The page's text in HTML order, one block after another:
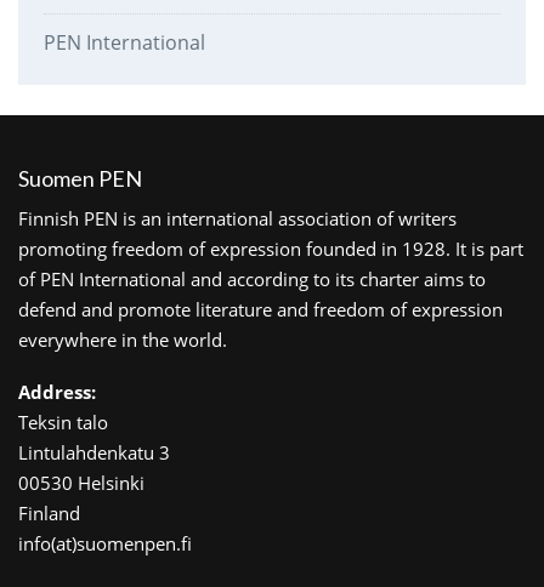
PEN International
Suomen PEN
Finnish PEN is an international association of writers
promoting freedom of expression founded in 1928. It is part
of PEN International and according to its charter aims to
defend and promote literature and freedom of expression
everywhere in the world.
Address:
Teksin talo
Lintulahdenkatu 3
00530 Helsinki
Finland
info(at)suomenpen.fi